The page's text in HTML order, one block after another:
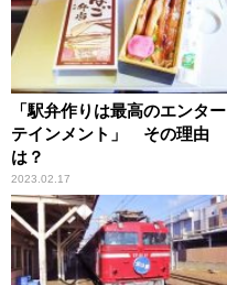
「駅弁作りは最高のエンター
テインメント」 その理由
は？
2023.02.17